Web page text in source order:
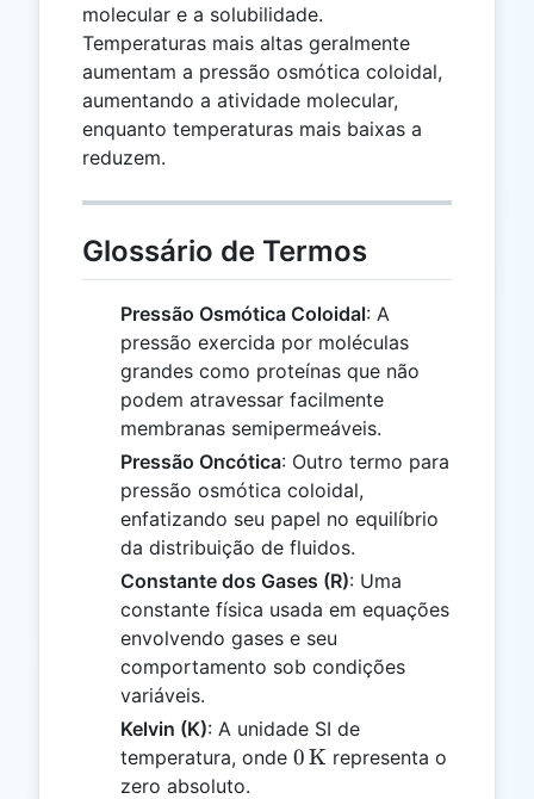
molecular e a solubilidade.
Temperaturas mais altas geralmente
aumentam a pressão osmótica coloidal,
aumentando a atividade molecular,
enquanto temperaturas mais baixas a
reduzem.
Glossário de Termos
Pressão Osmótica Coloidal: A
pressão exercida por moléculas
grandes como proteínas que não
podem atravessar facilmente
membranas semipermeáveis.
Pressão Oncótica: Outro termo para
pressão osmótica coloidal,
enfatizando seu papel no equilíbrio
da distribuição de fluidos.
Constante dos Gases (R): Uma
constante física usada em equações
envolvendo gases e seu
comportamento sob condições
variáveis.
Kelvin (K): A unidade SI de
temperatura, onde 0 \,
0K representa o
zero absoluto.